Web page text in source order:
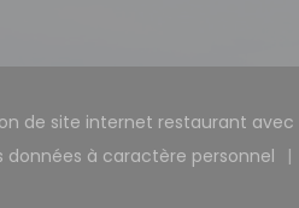
de site internet restaurant avec
données à caractère personnel
((ouvre une nouvelle fenêtre))